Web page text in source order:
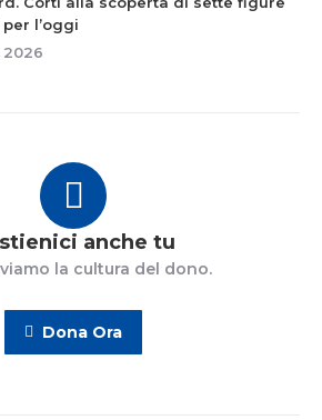
l’oggi
2026
anche tu
la cultura del dono.
Dona Ora